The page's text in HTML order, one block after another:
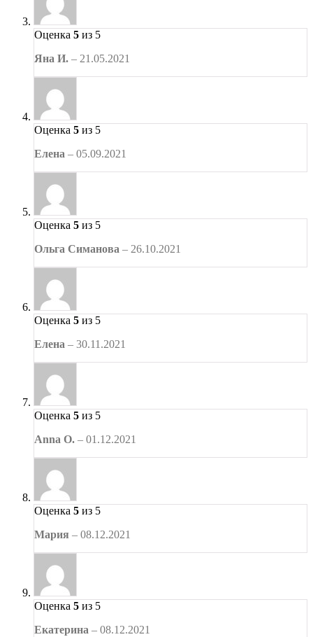
Оценка 5 из 5
Яна И. – 21.05.2021
Оценка 5 из 5
Елена – 05.09.2021
Оценка 5 из 5
Ольга Симанова – 26.10.2021
Оценка 5 из 5
Елена – 30.11.2021
Оценка 5 из 5
Anna O. – 01.12.2021
Оценка 5 из 5
Мария – 08.12.2021
Оценка 5 из 5
Екатерина – 08.12.2021